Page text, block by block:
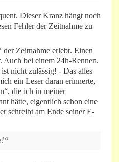
Dieser Kranz hängt noch
Fehler der Zeitnahme zu
der Zeitnahme erlebt. Einen
Auch bei einem 24h-Rennen.
nicht zulässig! - Das alles
ein Leser daran erinnerte,
die ich in meiner
hätte, eigentlich schon eine
schreibt am Ende seiner E-